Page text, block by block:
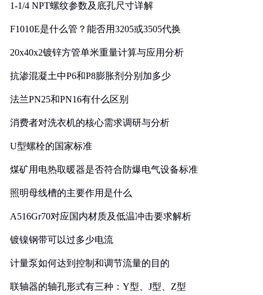
1-1/4 NPT螺纹参数及底孔尺寸详解
F1010E是什么管？能否用3205或3505代换
20x40x2镀锌方管单米重量计算与应用分析
抗渗混凝土中P6和P8膨胀剂分别加多少
法兰PN25和PN16有什么区别
消费者对洗衣机的核心需求调研与分析
U型螺栓的国家标准
煤矿用电热取暖器是否符合防爆电气设备标准
照明母线槽的主要作用是什么
A516Gr70对应国内材质及低温冲击要求解析
镀镍钢带可以过多少电流
计量泵如何达到控制和调节流量的目的
联轴器的轴孔形式有三种：Y型、J型、Z型